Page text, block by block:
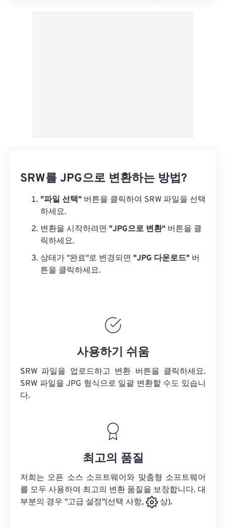
SRW를 JPG으로 변환하는 방법?
"파일 선택" 버튼을 클릭하여 SRW 파일을 선택
하세요.
변환을 시작하려면 "JPG으로 변환" 버튼을 클
릭하세요.
상태가 "완료"로 변경되면 "JPG 다운로드" 버
튼을 클릭하세요.
사용하기 쉬움
SRW 파일을 업로드하고 변환 버튼을 클릭하세요.
SRW 파일을 JPG 형식으로 일괄 변환할 수도 있습니
다.
최고의 품질
저희는 오픈 소스 소프트웨어와 맞춤형 소프트웨어
를 모두 사용하여 최고의 변환 품질을 보장합니다. 대
부분의 경우 "고급 설정"(선택 사항,
상).